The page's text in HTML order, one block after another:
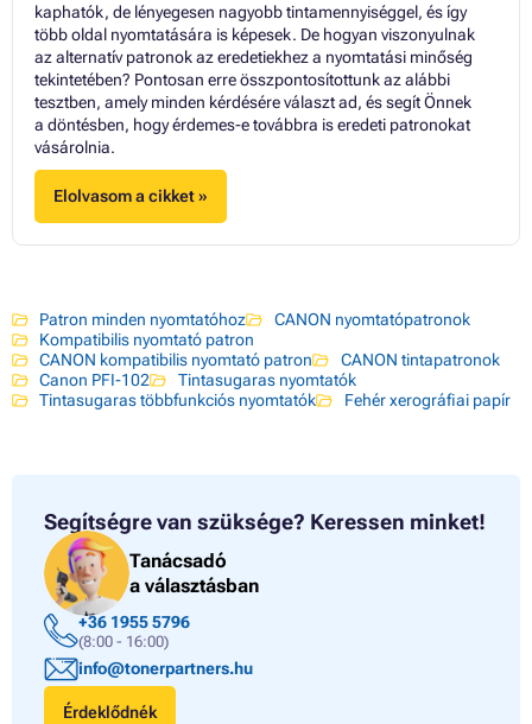
kaphatók, de lényegesen nagyobb tintamennyiséggel, és így
több oldal nyomtatására is képesek. De hogyan viszonyulnak
az alternatív patronok az eredetiekhez a nyomtatási minőség
tekintetében? Pontosan erre összpontosítottunk az alábbi
tesztben, amely minden kérdésére választ ad, és segít Önnek
a döntésben, hogy érdemes-e továbbra is eredeti patronokat
vásárolnia.
Elolvasom a cikket »
Patron minden nyomtatóhoz
CANON nyomtatópatronok
Kompatibilis nyomtató patron
CANON kompatibilis nyomtató patron
CANON tintapatronok
Canon PFI-102
Tintasugaras nyomtatók
Tintasugaras többfunkciós nyomtatók
Fehér xerográfiai papír
Segítségre van szüksége? Keressen minket!
Tanácsadó
a választásban
+36 1955 5796
(8:00 - 16:00)
info@tonerpartners.hu
Érdeklődnék